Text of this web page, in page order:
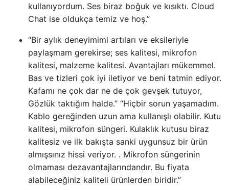
kullanıyordum. Ses biraz boğuk ve kısıktı. Cloud
Chat ise oldukça temiz ve hoş.”
“Bir aylık deneyimimi artıları ve eksileriyle
paylaşmam gerekirse; ses kalitesi, mikrofon
kalitesi, malzeme kalitesi. Avantajları mükemmel.
Bas ve tizleri çok iyi iletiyor ve beni tatmin ediyor.
Kafamı ne çok dar ne de çok gevşek tutuyor,
Gözlük taktığım halde.” “Hiçbir sorun yaşamadım.
Kablo gereğinden uzun ama kullanışlı olabilir. Kutu
kalitesi, mikrofon süngeri. Kulaklık kutusu biraz
kalitesiz ve ilk bakışta sanki uygunsuz bir ürün
almışsınız hissi veriyor. . Mikrofon süngerinin
olmaması dezavantajlarındandır. Bu fiyata
alabileceğiniz kaliteli ürünlerden biridir.”